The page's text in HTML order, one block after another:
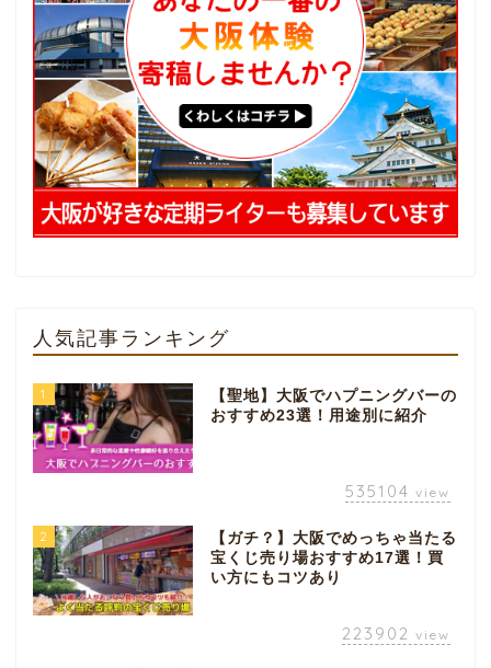
人気記事ランキング
1
【聖地】大阪でハプニングバーの
おすすめ23選！用途別に紹介
535104 view
2
【ガチ？】大阪でめっちゃ当たる
宝くじ売り場おすすめ17選！買
い方にもコツあり
223902 view